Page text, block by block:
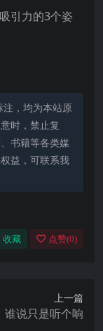
引力的3个姿
，均为本站原
时，禁止复
书籍等各类媒
益，可联系我
收藏 点赞(0)
上一篇
谁说只是听个响